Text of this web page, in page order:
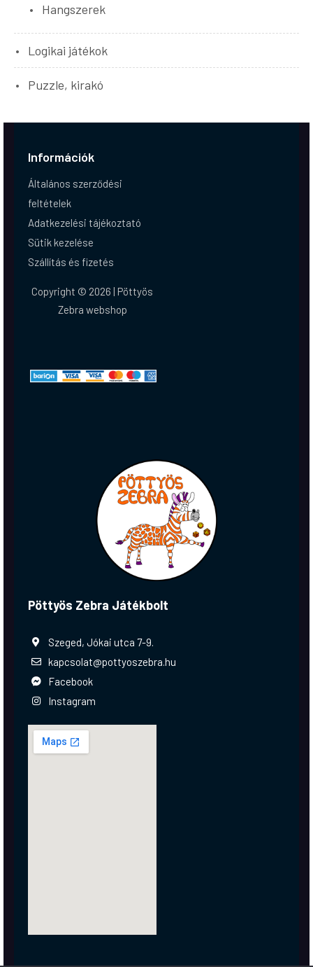
Hangszerek
Logikai játékok
Puzzle, kirakó
Információk
Általános szerződési
feltételek
Adatkezelési tájékoztató
Sütik kezelése
Szállítás és fizetés
Copyright © 2026 | Pöttyös
Zebra webshop
Pöttyös Zebra Játékbolt
Szeged, Jókai utca 7-9.
kapcsolat@pottyoszebra.hu
Facebook
Instagram